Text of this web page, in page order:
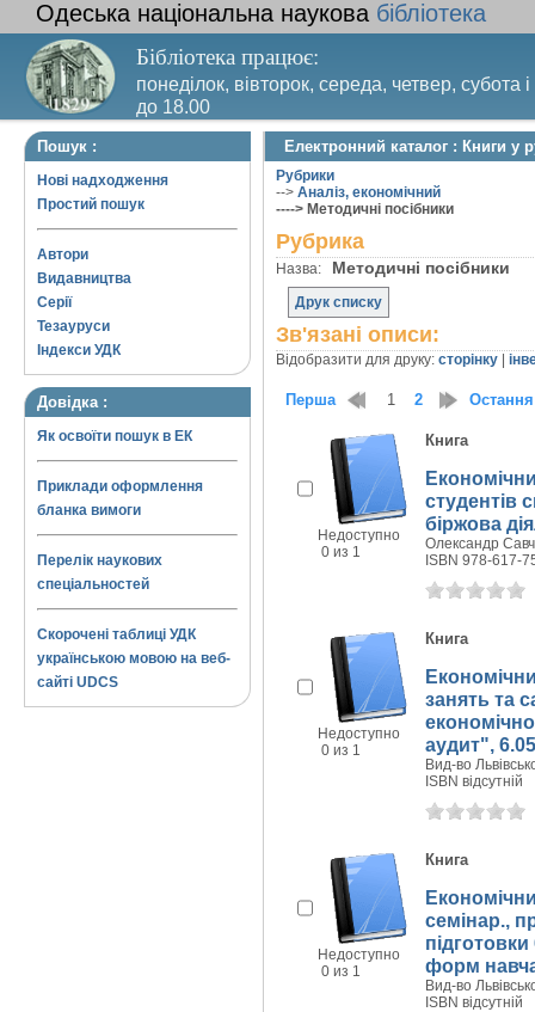
Одеська національна наукова бібліотека
Бібліотека працює:
понеділок, вівторок, середа, четвер, субота
до 18.00
Вихідний день – п’ятниця. Останній четвер
Пошук :
Нові надходження
Простий пошук
Автори
Видавництва
Серії
Тезауруси
Індекси УДК
Довідка :
Як освоїти пошук в ЕК
Приклади оформлення
бланка вимоги
Перелік наукових
спеціальностей
Скорочені таблиці УДК
українською мовою на веб-
сайті UDCS
Електронний каталог : Книги у
Рубрики
--> Аналіз, економічний
----> Методичні посібники
Рубрика
Назва: Методичні посібники
Друк списку
Зв'язані описи:
Відобразити для друку: сторінку
Перша 1 2 Остання
Недоступно
0 из 1
Книга
студентів
біржова
Олександр
ISBN 978-617-
Недоступно
0 из 1
Книга
занять та
аудит",
Вид-во
ISBN відсутній
Недоступно
0 из 1
Книга
семінар.,
форм
Вид-во
ISBN відсутній